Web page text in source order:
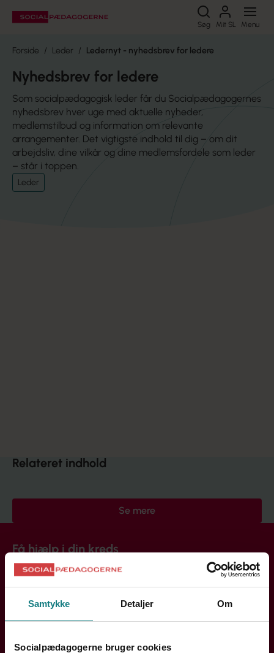
Samtykke Detaljer Om
Socialpædagogerne bruger cookies
Søg Mit SL Menu
Søg
Forside Leder Ledernyt - nyhedsbrev for ledere
Nyhedsbrev for ledere
Som socialpædagogisk leder får du Socialpædagogernes
nyhedsbrev hver uge med aktuelle nyheder,
medlemstilbud og information om relevante
arrangementer. Det vigtigste indhold til dig – om dit
arbejdsliv, dine vilkår og dine medlemsfordele som leder
– står i toppen.
Leder
Relateret indhold
Se mere
Få hjælp i din kreds
Handler din henvendelse sig om løn, ansættelse eller din
dig videre.
Søg efter din kreds